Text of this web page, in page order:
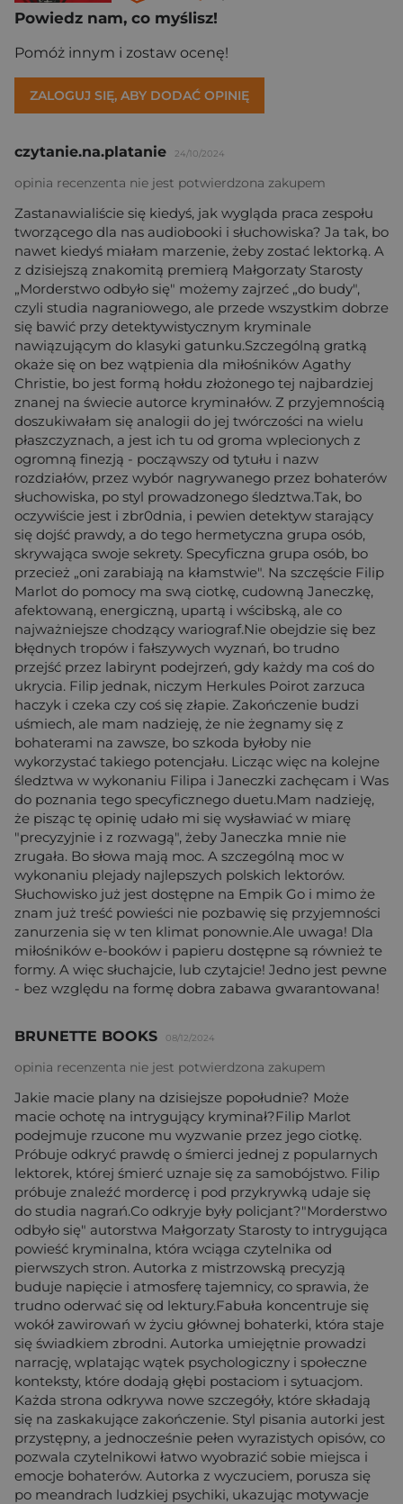
Powiedz nam, co myślisz!
Pomóż innym i zostaw ocenę!
ZALOGUJ SIĘ, ABY DODAĆ OPINIĘ
czytanie.na.platanie 24/10/2024
opinia recenzenta nie jest potwierdzona zakupem
Zastanawialiście się kiedyś, jak wygląda praca zespołu
tworzącego dla nas audiobooki i słuchowiska? Ja tak, bo
nawet kiedyś miałam marzenie, żeby zostać lektorką. A
z dzisiejszą znakomitą premierą Małgorzaty Starosty
„Morderstwo odbyło się" możemy zajrzeć „do budy",
czyli studia nagraniowego, ale przede wszystkim dobrze
się bawić przy detektywistycznym kryminale
nawiązującym do klasyki gatunku.Szczególną gratką
okaże się on bez wątpienia dla miłośników Agathy
Christie, bo jest formą hołdu złożonego tej najbardziej
znanej na świecie autorce kryminałów. Z przyjemnością
doszukiwałam się analogii do jej twórczości na wielu
płaszczyznach, a jest ich tu od groma wplecionych z
ogromną finezją - począwszy od tytułu i nazw
rozdziałów, przez wybór nagrywanego przez bohaterów
słuchowiska, po styl prowadzonego śledztwa.Tak, bo
oczywiście jest i zbr0dnia, i pewien detektyw starający
się dojść prawdy, a do tego hermetyczna grupa osób,
skrywająca swoje sekrety. Specyficzna grupa osób, bo
przecież „oni zarabiają na kłamstwie". Na szczęście Filip
Marlot do pomocy ma swą ciotkę, cudowną Janeczkę,
afektowaną, energiczną, upartą i wścibską, ale co
najważniejsze chodzący wariograf.Nie obejdzie się bez
błędnych tropów i fałszywych wyznań, bo trudno
przejść przez labirynt podejrzeń, gdy każdy ma coś do
ukrycia. Filip jednak, niczym Herkules Poirot zarzuca
haczyk i czeka czy coś się złapie. Zakończenie budzi
uśmiech, ale mam nadzieję, że nie żegnamy się z
bohaterami na zawsze, bo szkoda byłoby nie
wykorzystać takiego potencjału. Licząc więc na kolejne
śledztwa w wykonaniu Filipa i Janeczki zachęcam i Was
do poznania tego specyficznego duetu.Mam nadzieję,
że pisząc tę opinię udało mi się wysławiać w miarę
"precyzyjnie i z rozwagą", żeby Janeczka mnie nie
zrugała. Bo słowa mają moc. A szczególną moc w
wykonaniu plejady najlepszych polskich lektorów.
Słuchowisko już jest dostępne na Empik Go i mimo że
znam już treść powieści nie pozbawię się przyjemności
zanurzenia się w ten klimat ponownie.Ale uwaga! Dla
miłośników e-booków i papieru dostępne są również te
formy. A więc słuchajcie, lub czytajcie! Jedno jest pewne
- bez względu na formę dobra zabawa gwarantowana!
BRUNETTE BOOKS 08/12/2024
opinia recenzenta nie jest potwierdzona zakupem
Jakie macie plany na dzisiejsze popołudnie? Może
macie ochotę na intrygujący kryminał?Filip Marlot
podejmuje rzucone mu wyzwanie przez jego ciotkę.
Próbuje odkryć prawdę o śmierci jednej z popularnych
lektorek, której śmierć uznaje się za samobójstwo. Filip
próbuje znaleźć mordercę i pod przykrywką udaje się
do studia nagrań.Co odkryje były policjant?"Morderstwo
odbyło się" autorstwa Małgorzaty Starosty to intrygująca
powieść kryminalna, która wciąga czytelnika od
pierwszych stron. Autorka z mistrzowską precyzją
buduje napięcie i atmosferę tajemnicy, co sprawia, że
trudno oderwać się od lektury.Fabuła koncentruje się
wokół zawirowań w życiu głównej bohaterki, która staje
się świadkiem zbrodni. Autorka umiejętnie prowadzi
narrację, wplatając wątek psychologiczny i społeczne
konteksty, które dodają głębi postaciom i sytuacjom.
Każda strona odkrywa nowe szczegóły, które składają
się na zaskakujące zakończenie. Styl pisania autorki jest
przystępny, a jednocześnie pełen wyrazistych opisów, co
pozwala czytelnikowi łatwo wyobrazić sobie miejsca i
emocje bohaterów. Autorka z wyczuciem, porusza się
po meandrach ludzkiej psychiki, ukazując motywacje